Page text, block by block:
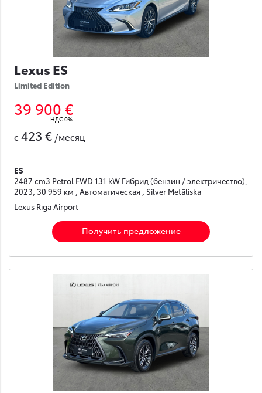
Lexus ES
Limited Edition
39 900 €
НДС 0%
с 423 € /месяц
ES
2487 cm3 Petrol FWD 131 kW Гибрид (бензин / электричество),
2023, 30 959 км , Автоматическая , Silver Metāliska
Lexus Rīga Airport
Получить предложение